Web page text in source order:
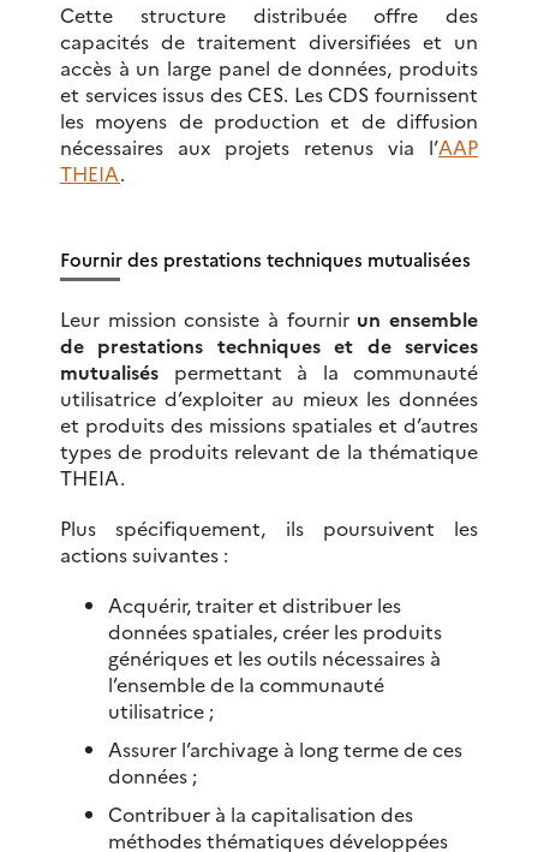
Cette structure distribuée offre des
capacités de traitement diversifiées et un
accès à un large panel de données, produits
et services issus des CES. Les CDS fournissent
les moyens de production et de diffusion
nécessaires aux projets retenus via l’AAP
THEIA.
Fournir des prestations techniques mutualisées
Leur mission consiste à fournir un ensemble
de prestations techniques et de services
mutualisés permettant à la communauté
utilisatrice d’exploiter au mieux les données
et produits des missions spatiales et d’autres
types de produits relevant de la thématique
THEIA.
Plus spécifiquement, ils poursuivent les
actions suivantes :
Acquérir, traiter et distribuer les
données spatiales, créer les produits
génériques et les outils nécessaires à
l’ensemble de la communauté
utilisatrice ;
Assurer l’archivage à long terme de ces
données ;
Contribuer à la capitalisation des
méthodes thématiques développées